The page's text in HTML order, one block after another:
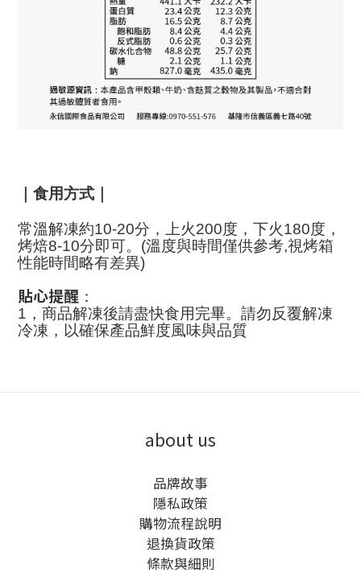
｜食用方式｜
常溫解凍約10-20分，上火200度，下火180度 ，
烤焙8-10分即可。(溫度與時間僅供參考,視烤箱
性能時間略有差異)
貼心提醒 ：
1，商品解凍後請盡快食用完畢。請勿反覆解凍
冷凍，以確保產品鮮度風味與品質
about us
品牌故事
隱私政策
購物流程說明
退換貨政策
條款與細則